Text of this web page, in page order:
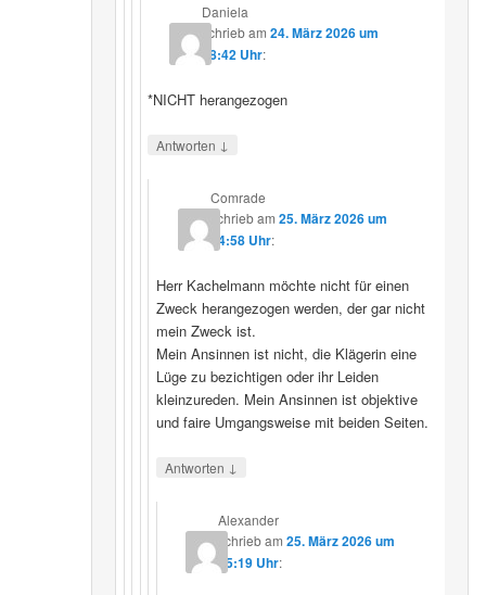
Daniela
schriebam24. März 2026 um
08:42 Uhr:
*NICHT herangezogen
Antworten ↓
Comrade
schriebam 25. März 2026 um
14:58 Uhr:
Herr Kachelmann möchte nicht für einen
Zweck herangezogen werden, der gar nicht
mein Zweck ist.
Mein Ansinnen ist nicht, die Klägerin eine
Lüge zu bezichtigen oder ihr Leiden
kleinzureden. Mein Ansinnen ist objektive
und faire Umgangsweise mit beiden Seiten.
Antworten ↓
Alexander
schriebam25. März 2026 um
15:19 Uhr: